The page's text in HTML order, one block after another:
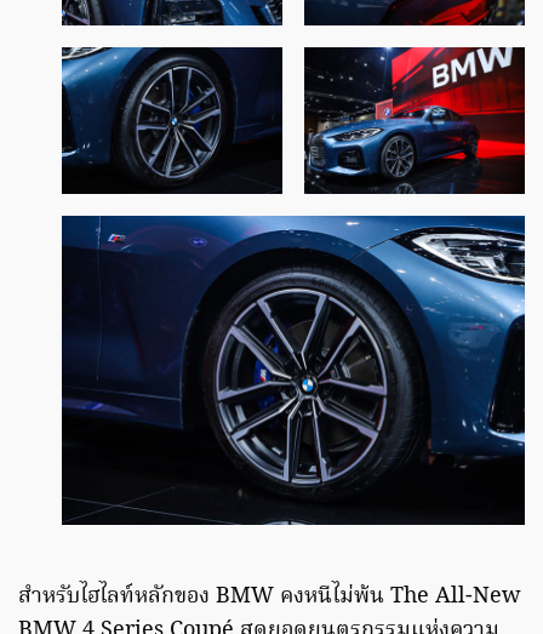
สำหรับไฮไลท์หลักของ BMW คงหนีไม่พ้น The All-New